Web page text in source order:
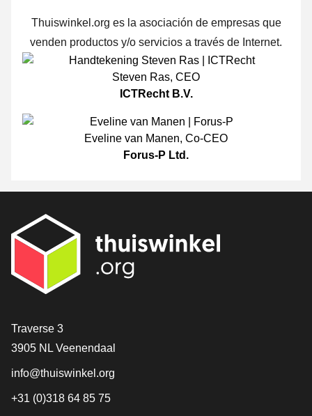
Thuiswinkel.org es la asociación de empresas que
venden productos y/o servicios a través de Internet.
Steven Ras, CEO
ICTRecht B.V.
Eveline van Manen, Co-CEO
Forus-P Ltd.
[_General:Contact]
Traverse 3
3905 NL Veenendaal
info@thuiswinkel.org
+31 (0)318 64 85 75